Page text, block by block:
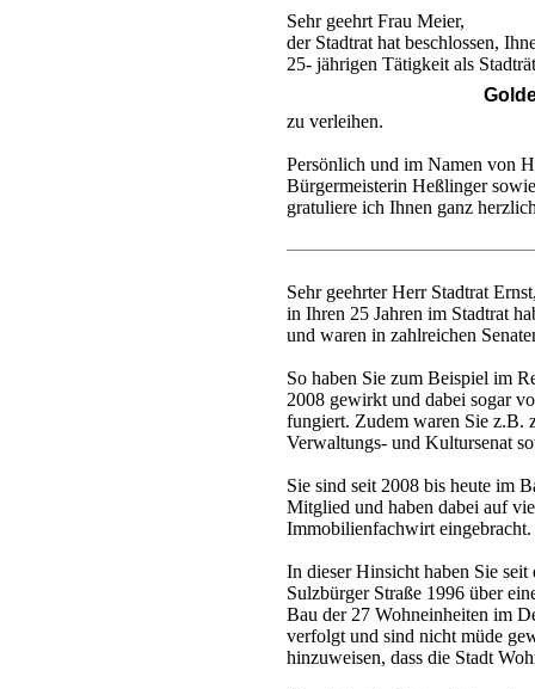
Sehr geehrt Frau Meier,
der Stadtrat hat beschlossen,
25- jährigen Tätigkeit als
zu verleihen.
Persönlich und im Namen von
Bürgermeisterin Heßlinger
gratuliere ich Ihnen ganz
Sehr geehrter Herr Stadtrat
in Ihren 25 Jahren im Stadtrat
und waren in zahlreichen
So haben Sie zum Beispiel im
2008 gewirkt und dabei sogar
fungiert. Zudem waren Sie z.B.
Verwaltungs- und Kultursenat
Sie sind seit 2008 bis heute im
Mitglied und haben dabei auf
Immobilienfachwirt eingebracht.
In dieser Hinsicht haben Sie
Sulzbürger Straße 1996 über
Bau der 27 Wohneinheiten im
verfolgt und sind nicht müde
hinzuweisen, dass die Stadt